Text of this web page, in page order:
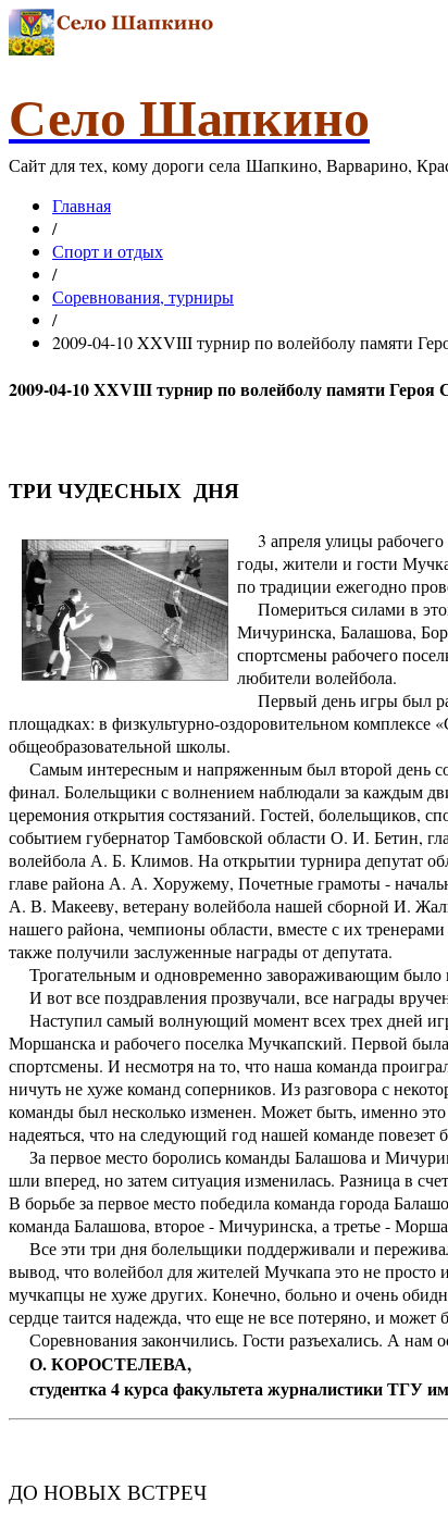
Село Шапкино
Сайт для тех, кому дороги села Шапкино, Варварино,
Главная
/
Спорт и отдых
/
Соревнования, турниры
/
2009-04-10 XXVIII турнир по волейболу памяти
2009-04-10 XXVIII турнир по волейболу памяти
ТРИ ЧУДЕСНЫХ ДНЯ
3 апреля улицы
годы, жители и гости
по традиции ежегодно
Помериться силами в
Мичуринска, Балашова,
спортсмены рабочего
любители волейбола.
Первый день игры был
площадках: в физкультурно-оздоровительном комплексе
общеобразовательной школы.
Самым интересным и напряженным был второй день
финал. Болельщики с волнением наблюдали за каждым
церемония открытия состязаний. Гостей, болельщиков,
событием губернатор Тамбовской области О. И. Бетин,
волейбола А. Б. Климов. На открытии турнира депутат
главе района А. А. Хоружему, Почетные грамоты -
А. В. Макееву, ветерану волейбола нашей сборной И.
нашего района, чемпионы области, вместе с их
также получили заслуженные награды от депутата.
Трогательным и одновременно завораживающим было
И вот все поздравления прозвучали, все награды
Наступил самый волнующий момент всех трех дней
Моршанска и рабочего поселка Мучкапский. Первой
спортсмены. И несмотря на то, что наша команда
ничуть не хуже команд соперников. Из разговора с
команды был несколько изменен. Может быть, именно это
надеяться, что на следующий год нашей команде повезет
За первое место боролись команды Балашова и
шли вперед, но затем ситуация изменилась. Разница в
В борьбе за первое место победила команда города
команда Балашова, второе - Мичуринска, а третье -
Все эти три дня болельщики поддерживали и
вывод, что волейбол для жителей Мучкапа это не просто
мучкапцы не хуже других. Конечно, больно и очень
сердце таится надежда, что еще не все потеряно, и
Соревнования закончились. Гости разъехались. А нам
О. КОРОСТЕЛЕВА,
студентка 4 курса факультета журналистики ТГУ
ДО НОВЫХ ВСТРЕЧ